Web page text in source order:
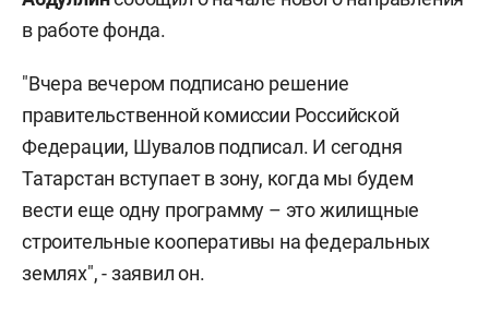
в работе фонда.
"Вчера вечером подписано решение
правительственной комиссии Российской
Федерации, Шувалов подписал. И сегодня
Татарстан вступает в зону, когда мы будем
вести еще одну программу – это жилищные
строительные кооперативы на федеральных
землях", - заявил он.